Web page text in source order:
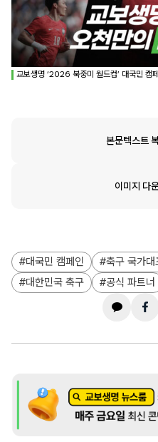
교보생명 ‘2026 북중미 월드컵’ 대국민 캠
본문텍스트
이미지 다
대국민 캠페인 축구 국가대
대한민국 축구
공식 파트너